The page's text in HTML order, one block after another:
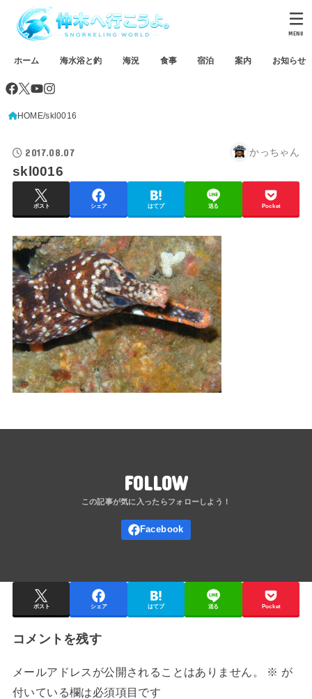
ホーム 海水浴と釣 海況 食事 宿泊 案内 お知らせ
MENU
HOME skl0016
2017.08.07 かっちゃん
skl0016
ポスト シェア はてブ 送る Pocket
FOLLOW
ポスト シェア はてブ 送る Pocket
コメントを残す
メールアドレスが公開されることはありません。 ※ が
付いている欄は必須項目です